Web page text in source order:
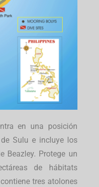
en una posición
Sulu e incluye los
Beazley. Protege un
de hábitats
tres atolones